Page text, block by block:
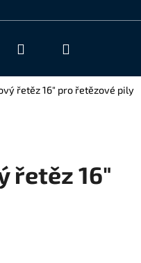
Přihlášení
košík
řetěz 16" pro řetězové pily
řetěz 16"